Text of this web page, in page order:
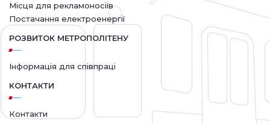
Місця для рекламоносіїв
Постачання електроенергії
РОЗВИТОК МЕТРОПОЛІТЕНУ
Інформація для співпраці
КОНТАКТИ
Контакти